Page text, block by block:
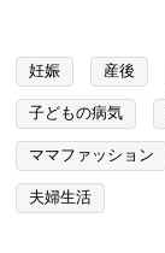
妊娠 産後
子どもの病気
ママファッション
夫婦生活